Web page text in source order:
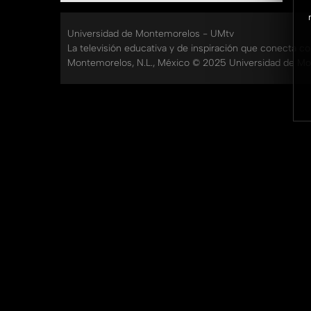
Universidad de Montemorelos - UMtv
La televisión educativa y de inspiración que conecta
Montemorelos, N.L., México © 2025 Universidad de